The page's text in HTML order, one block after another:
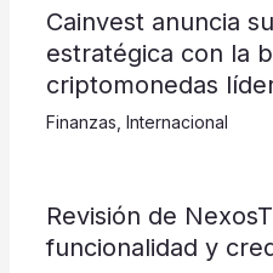
Cainvest anuncia
estratégica con la
criptomonedas
Finanzas Internacional
Revisión de
funcionalidad y